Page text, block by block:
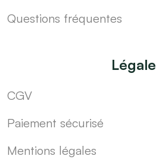
Questions fréquentes
Légale
CGV
Paiement sécurisé
Mentions légales